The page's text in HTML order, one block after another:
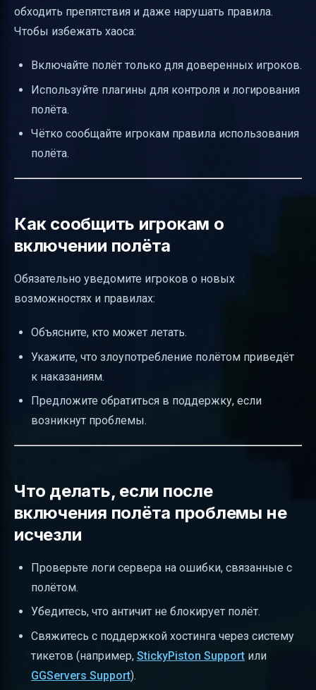
обходить препятствия и даже нарушать правила.
Чтобы избежать хаоса:
Включайте полёт только для доверенных игроков.
Используйте плагины для контроля и логирования
полёта.
Чётко сообщайте игрокам правила использования
полёта.
Как сообщить игрокам о
включении полёта
Обязательно уведомите игроков о новых
возможностях и правилах:
Объясните, кто может летать.
Укажите, что злоупотребление полётом приведёт
к наказаниям.
Предложите обратиться в поддержку, если
возникнут проблемы.
Что делать, если после
включения полёта проблемы не
исчезли
Проверьте логи сервера на ошибки, связанные с
полётом.
Убедитесь, что античит не блокирует полёт.
Свяжитесь с поддержкой хостинга через систему
тикетов (например, StickyPiston Support или
GGServers Support).